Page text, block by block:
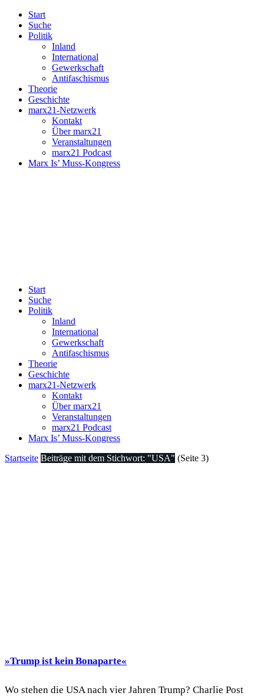
Start
Suche
Politik
Inland
International
Gewerkschaft
Antifaschismus
Theorie
Geschichte
marx21-Netzwerk
Kontakt
Über marx21
Veranstaltungen
marx21 Podcast
Marx Is’ Muss-Kongress
Start
Suche
Politik
Inland
International
Gewerkschaft
Antifaschismus
Theorie
Geschichte
marx21-Netzwerk
Kontakt
Über marx21
Veranstaltungen
marx21 Podcast
Marx Is’ Muss-Kongress
Startseite Beiträge mit dem Stichwort: "USA" (Seite 3)
»Trump ist kein Bonaparte«
Wo stehen die USA nach vier Jahren Trump? Charlie Post